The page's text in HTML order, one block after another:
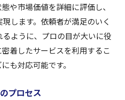
や市場価値を詳細に評価し、
します。依頼者が満足のいく
ように、プロの目が大いに役
着したサービスを利用するこ
も対応可能です。
プロセス